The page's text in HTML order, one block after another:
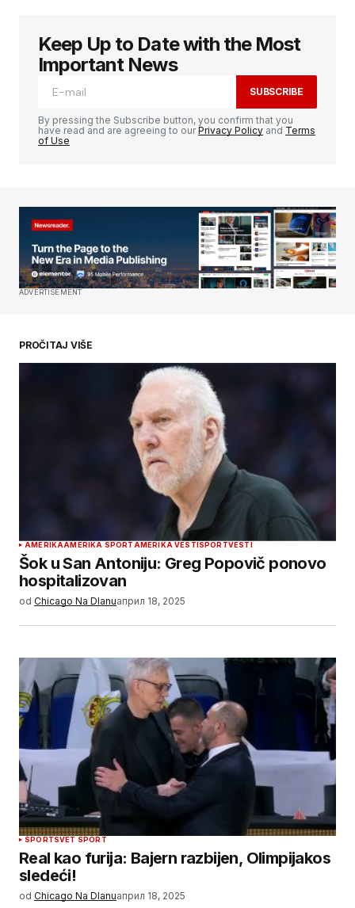
Ваша адреса е-поште неће бити
објављена. Неопходна поља су означена
Your E-mail*
Сачувај моје име, е-пошту и веб место у овом
SUBMIT COMMENT
Keep Up to Date with the Most
Important News
SUBSCRIBE
By pressing the Subscribe button, you confirm that you
have read and are agreeing to ourPrivacy Policy and Terms
of Use
ADVERTISEMENT
PROČITAJ VIŠE
AMERIKAAMERIKA SPORT AMERIKA VESTISPORTVESTI
Šok u San Antoniju: Greg Popovič ponovo
hospitalizovan
od Chicago Na Dlanuаприл 18, 2025
SPORTSVET SPORT
Real kao furija: Bajern razbijen, Olimpijakos
sledeći!
od Chicago Na Dlanuаприл 18, 2025